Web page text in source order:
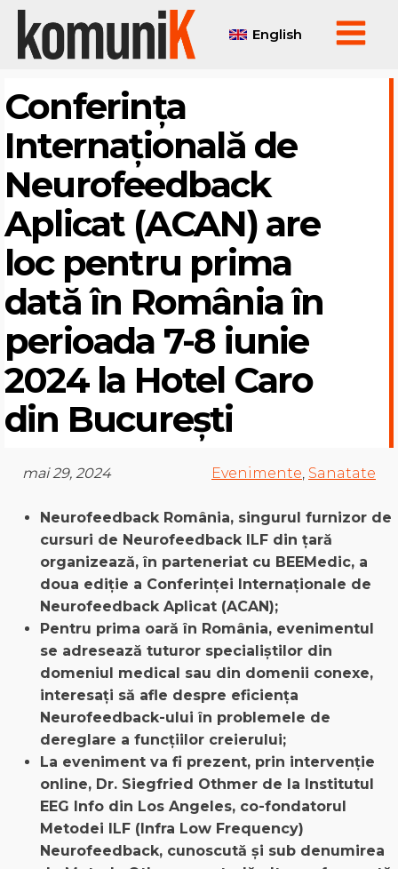
English
Conferința
Internațională de
Neurofeedback
Aplicat (ACAN) are
loc pentru prima
dată în România în
perioada 7-8 iunie
2024 la Hotel Caro
din București
mai 29, 2024 Evenimente, Sanatate
Neurofeedback România, singurul furnizor de
cursuri de Neurofeedback ILF din țară
organizează, în parteneriat cu BEEMedic, a
doua ediție a Conferinței Internaționale de
Neurofeedback Aplicat (ACAN);
Pentru prima oară în România, evenimentul
se adresează tuturor specialiștilor din
domeniul medical sau din domenii conexe,
interesați să afle despre eficiența
Neurofeedback-ului în problemele de
dereglare a funcțiilor creierului;
La eveniment va fi prezent, prin intervenție
online, Dr. Siegfried Othmer de la Institutul
EEG Info din Los Angeles, co-fondatorul
Metodei ILF (Infra Low Frequency)
Neurofeedback, cunoscută și sub denumirea